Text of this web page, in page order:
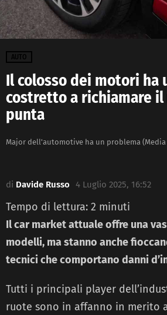
AUTO
Il colosso dei motori ha
costretto a richiamare
punta
Major dell'automotive ha un problema
di Davide Russo 4 Luglio 2025, 16:52
Tempo di lettura: 2 minuti
Il car market attuale offre una
modelli, ma stanno anche
tecnici che comportano danni
Tutti i principali player
ruote sono in affanno in merito